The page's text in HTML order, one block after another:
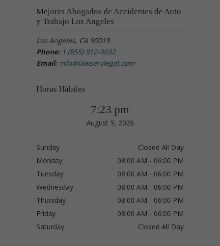
Mejores Abogados de Accidentes de Auto
y Trabajo Los Angeles
Los Angeles, CA 90019
Phone: 1 (855) 912-0632
Email: info@lawservlegal.com
Horas Hábiles
7:23 pm
August 5, 2026
Sunday
Closed All Day
Monday
08:00 AM - 06:00 PM
Tuesday
08:00 AM - 06:00 PM
Wednesday
08:00 AM - 06:00 PM
Thursday
08:00 AM - 06:00 PM
Friday
08:00 AM - 06:00 PM
Saturday
Closed All Day